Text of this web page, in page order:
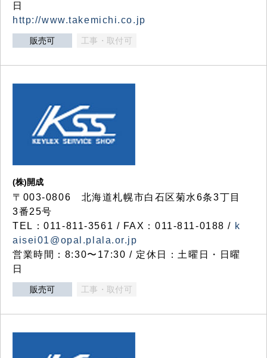
日
http://www.takemichi.co.jp
販売可 工事・取付可
(株)開成
〒003-0806 北海道札幌市白石区菊水6条3丁目
3番25号
TEL：011-811-3561 / FAX：011-811-0188 / k
aisei01@opal.plala.or.jp
営業時間：8:30〜17:30 / 定休日：土曜日・日曜
日
販売可 工事・取付可